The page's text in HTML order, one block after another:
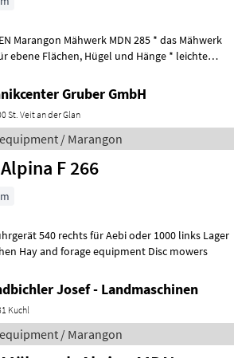
Marangon Mähwerk MDN 285 * das Mähwerk
Hügel und Hänge * leichte
Gruber GmbH
St. Veit an der Glan
/ Marangon
Marangon Alpina F 266
540 rechts für Aebi oder 1000 links Lager
kuchl Brennhoflehen Hay and forage equipment Disc mowers
Josef - Landmaschinen
Kuchl
/ Marangon